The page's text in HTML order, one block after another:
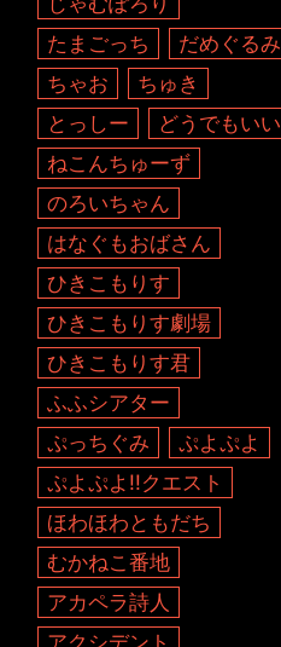
たまごっち
だめぐるみ
ちゃお
ちゅき
とっしー
どうでもいい
ねこんちゅーず
のろいちゃん
はなぐもおばさん
ひきこもりす
ひきこもりす劇場
ひきこもりす君
ふふシアター
ぷっちぐみ
ぷよぷよ
ぷよぷよ!!クエスト
ほわほわともだち
むかねこ番地
アカペラ詩人
アクシデント